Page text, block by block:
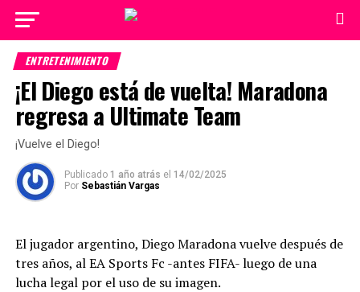
ENTRETENIMIENTO
¡El Diego está de vuelta! Maradona
regresa a Ultimate Team
¡Vuelve el Diego!
Publicado 1 año atrás el 14/02/2025
Por Sebastián Vargas
El jugador argentino, Diego Maradona vuelve después de
tres años, al EA Sports Fc -antes FIFA- luego de una
lucha legal por el uso de su imagen.